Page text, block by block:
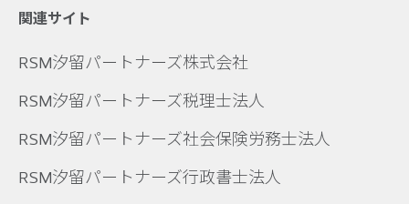
関連サイト
RSM汐留パートナーズ株式会社
RSM汐留パートナーズ税理士法人
RSM汐留パートナーズ社会保険労務士法人
RSM汐留パートナーズ行政書士法人